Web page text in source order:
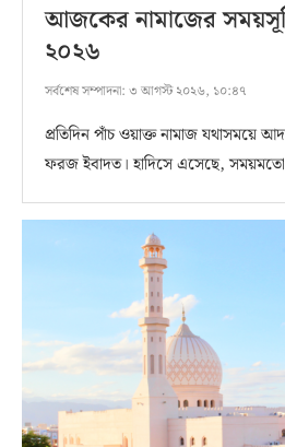
আজকের নামাজের
২০২৬
সর্বশেষ সম্পাদনা: ৩ আগস্ট ২০২৬, ১০:৪৭
প্রতিদিন পাঁচ ওয়াক্ত নামাজ যথাসময়ে
ফরজ ইবাদত। হাদিসে এসেছে,